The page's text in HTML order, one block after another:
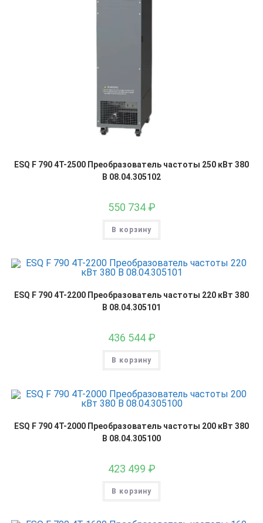
ESQ F 790 4T-2500 Преобразователь частоты 250 кВт 380
В 08.04.305102
550 734 ₽
В корзину
ESQ F 790 4T-2200 Преобразователь частоты 220 кВт 380
В 08.04.305101
436 544 ₽
В корзину
ESQ F 790 4T-2000 Преобразователь частоты 200 кВт 380
В 08.04.305100
423 499 ₽
В корзину